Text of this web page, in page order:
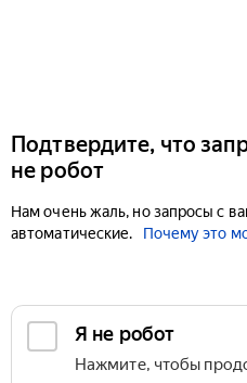
Подтвердите, что
не робот
Нам очень жаль, но запросы с
автоматические.
Почему это